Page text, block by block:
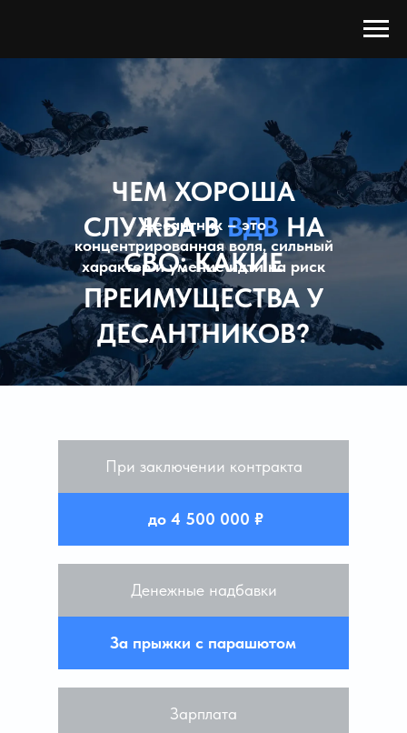
ЧЕМ ХОРОША
СЛУЖБА ВВДВ НА
СВО: КАКИЕ
ПРЕИМУЩЕСТВА У
ДЕСАНТНИКОВ?
Десантник – это
концентрированная воля, сильный
характер и умение идти на риск
При заключении контракта
Денежные надбавки
Зарплата
За прыжки с парашютом
до 4 500 000 ₽